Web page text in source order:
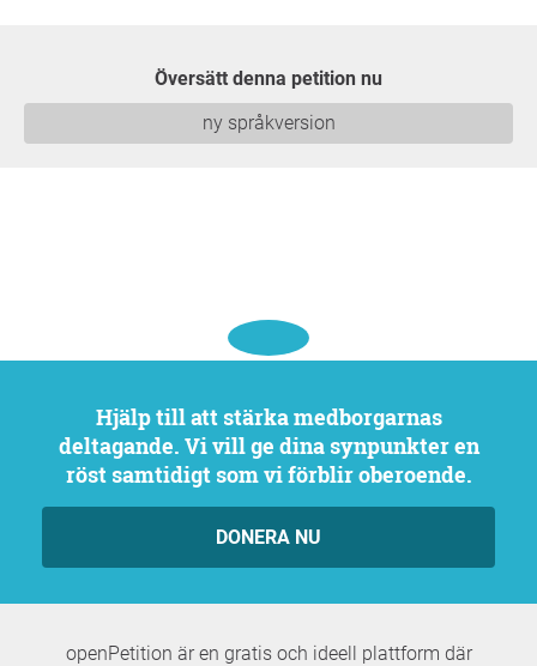
Översätt denna petition nu
ny språkversion
Hjälp till att stärka medborgarnas
deltagande. Vi vill ge dina synpunkter en
röst samtidigt som vi förblir oberoende.
DONERA NU
openPetition är en gratis och ideell plattform där